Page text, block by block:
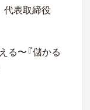
表取締役
る〜『儲かる